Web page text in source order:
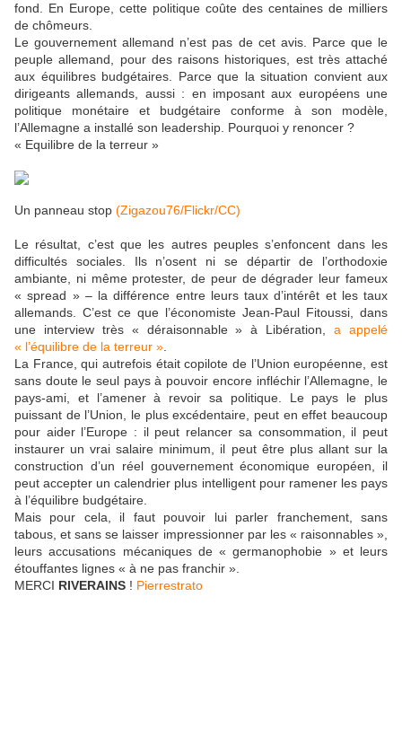
fond. En Europe, cette politique coûte des centaines de milliers
de chômeurs.
Le gouvernement allemand n’est pas de cet avis. Parce que le
peuple allemand, pour des raisons historiques, est très attaché
aux équilibres budgétaires. Parce que la situation convient aux
dirigeants allemands, aussi : en imposant aux européens une
politique monétaire et budgétaire conforme à son modèle,
l’Allemagne a installé son leadership. Pourquoi y renoncer ?
« Equilibre de la terreur »
Un panneau stop (Zigazou76/Flickr/CC)
Le résultat, c’est que les autres peuples s’enfoncent dans les
difficultés sociales. Ils n’osent ni se départir de l’orthodoxie
ambiante, ni même protester, de peur de dégrader leur fameux
« spread » – la différence entre leurs taux d’intérêt et les taux
allemands. C’est ce que l’économiste Jean-Paul Fitoussi, dans
une interview très « déraisonnable » à Libération,a appelé
« l’équilibre de la terreur »
La France, qui autrefois était copilote de l’Union européenne, est
sans doute le seul pays à pouvoir encore infléchir l’Allemagne, le
pays-ami, et l’amener à revoir sa politique. Le pays le plus
puissant de l’Union, le plus excédentaire, peut en effet beaucoup
pour aider l’Europe : il peut relancer sa consommation, il peut
instaurer un vrai salaire minimum, il peut être plus allant sur la
construction d’un réel gouvernement économique européen, il
peut accepter un calendrier plus intelligent pour ramener les pays
à l’équilibre budgétaire.
Mais pour cela, il faut pouvoir lui parler franchement, sans
tabous, et sans se laisser impressionner par les « raisonnables »,
leurs accusations mécaniques de « germanophobie » et leurs
étouffantes lignes « à ne pas franchir ».
MERCI RIVERAINS ! Pierrestrato